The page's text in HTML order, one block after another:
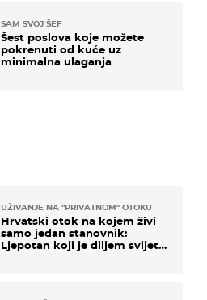
UŽIVANJE NA "PRIVATNOM" OTOKU
Hrvatski otok na kojem živi
samo jedan stanovnik:
Ljepotan koji je diljem svijeta
SAM SVOJ ŠEF
Šest poslova koje možete
pokrenuti od kuće uz
minimalna ulaganja